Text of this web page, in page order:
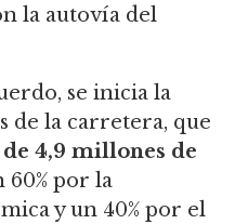
la autovía del
se inicia la
de la carretera, que
4,9 millones de
60% por la
y un 40% por el